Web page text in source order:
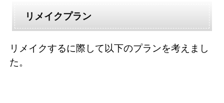
リメイクプラン
リメイクするに際して以下のプランを考えまし
た。